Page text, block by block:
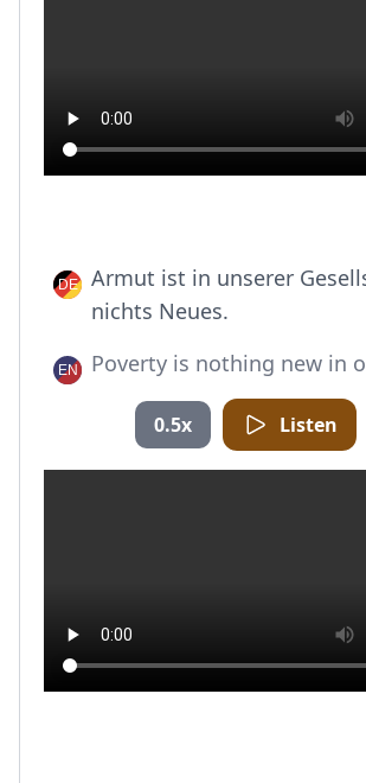
Armut ist in unserer
nichts Neues.
Poverty is nothing new in
0.5x Listen